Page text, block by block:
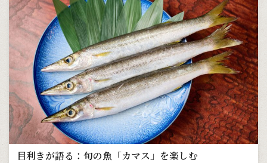
目利きが語る：旬の魚「カマス」を楽しむ